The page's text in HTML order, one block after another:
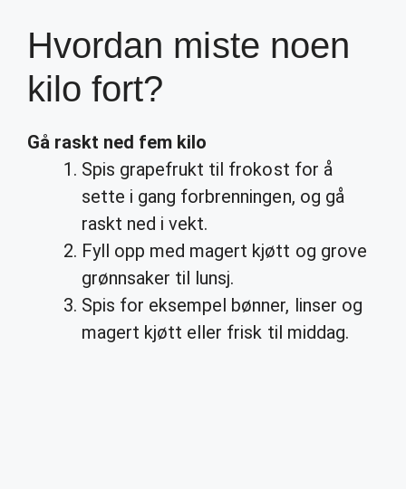
Hvordan miste noen
kilo fort?
Gå raskt ned fem kilo
Spis grapefrukt til frokost for å
sette i gang forbrenningen, og gå
raskt ned i vekt.
Fyll opp med magert kjøtt og grove
grønnsaker til lunsj.
Spis for eksempel bønner, linser og
magert kjøtt eller frisk til middag.